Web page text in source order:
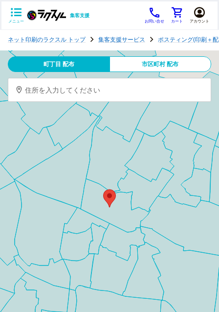
メニュー
集客支援
お問い合せ カート アカウント
テ
ン
グ
ネット印刷のラクスル トップ 集客支援サービス ポスティング(印刷＋
町丁目 配布 市区町村 配布
住所を入力してください